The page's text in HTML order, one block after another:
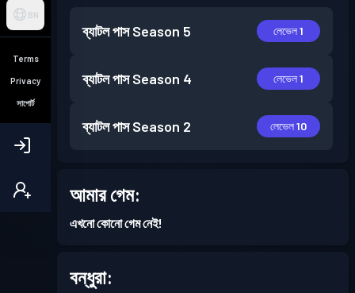
BN
Terms
Privacy
সাপোর্ট
ব্যাটল পাস Season 5 লেভেল 1
ব্যাটল পাস Season 4 লেভেল 1
ব্যাটল পাস Season 2 লেভেল 10
আমার গেম:
এখনো কোনো গেম নেই!
বন্ধুরা: